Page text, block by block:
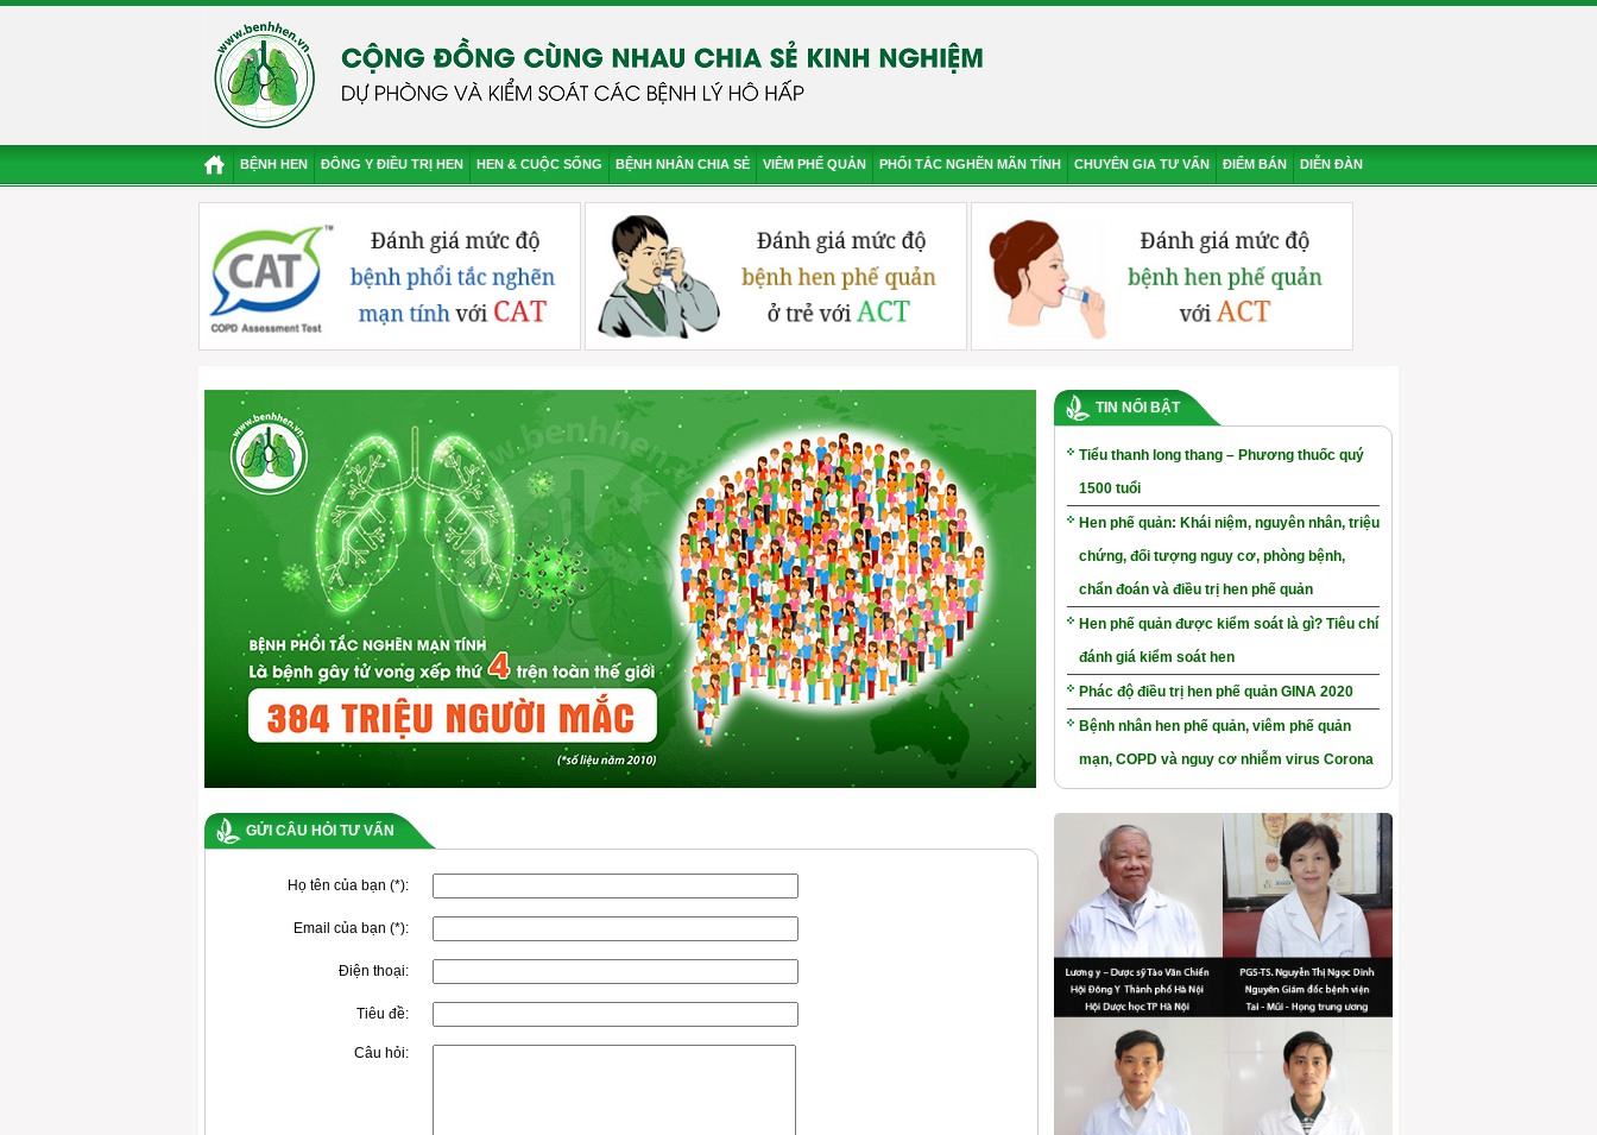
BỆNH HEN ĐÔNG Y ĐIỀU TRỊ HEN HEN & CUỘC SỐNG BỆNH NHÂN CHIA SẺ VIÊM PHẾ QUẢN PHỔI TẮC NGHẼN MÃN TÍNH CHUYÊN GIA TƯ VẤN ĐIỂM BÁN DIỄN ĐÀN
TIN NỔI BẬT
Tiểu thanh long thang – Phương thuốc quý
1500 tuổi
Hen phế quản: Khái niệm, nguyên nhân, triệu
chứng, đối tượng nguy cơ, phòng bệnh,
chẩn đoán và điều trị hen phế quản
Hen phế quản được kiểm soát là gì? Tiêu chí
đánh giá kiểm soát hen
Phác độ điều trị hen phế quản GINA 2020
Bệnh nhân hen phế quản, viêm phế quản
mạn, COPD và nguy cơ nhiễm virus Corona
GỬI CÂU HỎI TƯ VẤN
Họ tên của bạn (*):
Email của bạn (*):
Điện thoại:
Tiêu đề:
Câu hỏi: